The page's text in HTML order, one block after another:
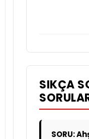
SIKÇA
SORU: